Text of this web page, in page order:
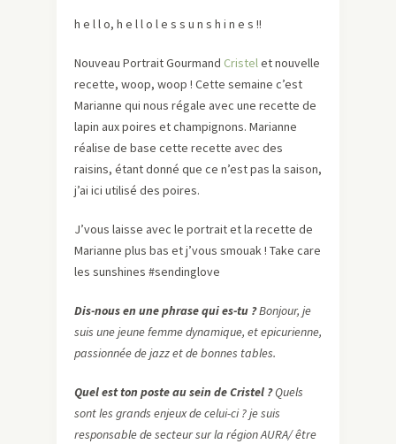
h e l l o, h e l l o l e s s u n s h i n e s !!
Nouveau Portrait Gourmand Cristelet nouvelle
recette, woop, woop ! Cette semaine c’est
Marianne qui nous régale avec une recette de
lapin aux poires et champignons. Marianne
réalise de base cette recette avec des
raisins, étant donné que ce n’est pas la saison,
j’ai ici utilisé des poires.
J’vous laisse avec le portrait et la recette de
Marianne plus bas et j’vous smouak ! Take care
les sunshines #sendinglove
Dis-nous en une phrase qui es-tu ?Bonjour, je
suis une jeune femme dynamique, et epicurienne,
passionnée de jazz et de bonnes tables.
Quel est ton poste au sein de Cristel ?Quels
sont les grands enjeux de celui-ci ? je suis
responsable de secteur sur la région AURA/ être